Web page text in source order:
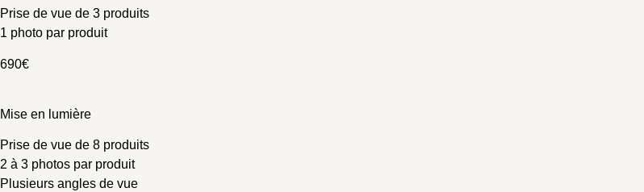
Prise de vue de 3 produits
1 photo par produit
690€
Mise en lumière
Prise de vue de 8 produits
2 à 3 photos par produit
Plusieurs angles de vue